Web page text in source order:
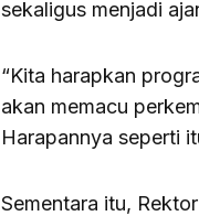
sekaligus menjadi
“Kita harapkan
akan memacu
Harapannya seperti
Sementara itu,